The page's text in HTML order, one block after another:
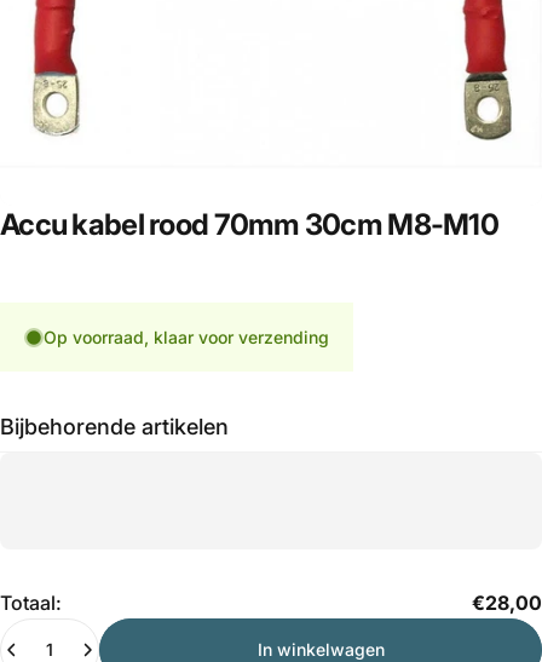
Accukabelrood70mm 30cmM8-M10
Op voorraad, klaar voor verzending
Bijbehorende artikelen
Totaal: €28,00
Hoeveelheid
In winkelwagen